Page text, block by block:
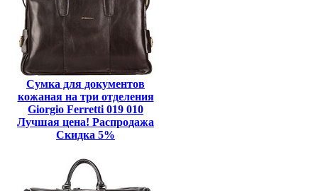
Сумка для документов
кожаная на три отделения
Giorgio Ferretti 019 010
Лучшая цена! Распродажа
Скидка 5%